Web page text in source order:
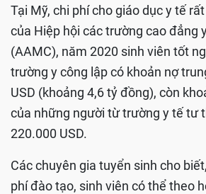
Tại Mỹ, chi phí cho giáo dục y tế
của Hiệp hội các trường cao đẳng
(AAMC), năm 2020 sinh viên tốt
trường y công lập có khoản nợ
USD (khoảng 4,6 tỷ đồng), còn
của những người từ trường y tế tư
220.000 USD.
Các chuyên gia tuyển sinh cho
phí đào tạo, sinh viên có thể theo